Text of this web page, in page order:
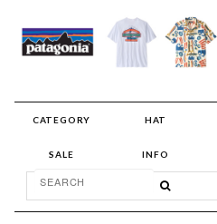
CATEGORY HAT
SALE INFO